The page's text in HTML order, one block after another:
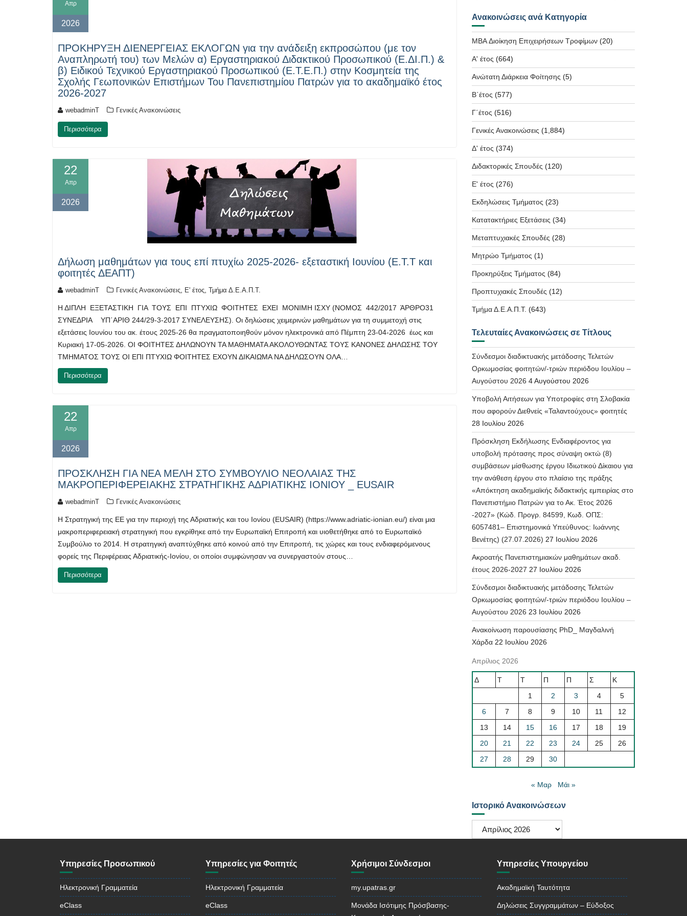
Απρ
2026
ΠΡΟΚΗΡΥΞΗ ΔΙΕΝΕΡΓΕΙΑΣ ΕΚΛΟΓΩΝ για την ανάδειξη εκπροσώπου (με τον
Αναπληρωτή του) των Μελών α) Εργαστηριακού Διδακτικού Προσωπικού (Ε.ΔΙ.Π.) &
β) Ειδικού Τεχνικού Εργαστηριακού Προσωπικού (Ε.Τ.Ε.Π.) στην Κοσμητεία της
Σχολής Γεωπονικών Επιστήμων Του Πανεπιστημίου Πατρών για το ακαδημαϊκό έτος
2026-2027
webadminT Γενικές Ανακοινώσεις
Περισσότερα
22
Απρ
2026
Δήλωση μαθημάτων για τους επί πτυχίω 2025-2026- εξεταστική Ιουνίου (Ε.Τ.Τ και
φοιτητές ΔΕΑΠΤ)
webadminT Γενικές Ανακοινώσεις Ε' έτος Τμήμα Δ.Ε.Α.Π.Τ.
Η ΔΙΠΛΗ ΕΞΕΤΑΣΤΙΚΗ ΓΙΑ ΤΟΥΣ ΕΠΙ ΠΤΥΧΙΩ ΦΟΙΤΗΤΕΣ ΕΧΕΙ ΜΟΝΙΜΗ ΙΣΧΥ (ΝΟΜΟΣ 442/2017 ΆΡΘΡΟ31
ΣΥΝΕΔΡΙΑ ΥΠ΄ΑΡΙΘ 244/29-3-2017 ΣΥΝΕΛΕΥΣΗΣ). Οι δηλώσεις χειμερινών μαθημάτων για τη συμμετοχή στις
εξετάσεις Ιουνίου του ακ. έτους 2025-26 θα πραγματοποιηθούν μόνον ηλεκτρονικά από Πέμπτη 23-04-2026 έως και
Κυριακή 17-05-2026. ΟΙ ΦΟΙΤΗΤΕΣ ΔΗΛΩΝΟΥΝ ΤΑ ΜΑΘΗΜΑΤΑ ΑΚΟΛΟΥΘΩΝΤΑΣ ΤΟΥΣ ΚΑΝΟΝΕΣ ΔΗΛΩΣΗΣ ΤΟΥ
ΤΜΗΜΑΤΟΣ ΤΟΥΣ ΟΙ ΕΠΙ ΠΤΥΧΙΩ ΦΟΙΤΗΤΕΣ ΕΧΟΥΝ ΔΙΚΑΙΩΜΑ ΝΑ ΔΗΛΩΣΟΥΝ ΟΛΑ…
Περισσότερα
22
Απρ
2026
ΠΡΟΣΚΛΗΣΗ ΓΙΑ ΝΕΑ ΜΕΛΗ ΣΤΟ ΣΥΜΒΟΥΛΙΟ ΝΕΟΛΑΙΑΣ ΤΗΣ
ΜΑΚΡΟΠΕΡΙΦΕΡΕΙΑΚΗΣ ΣΤΡΑΤΗΓΙΚΗΣ ΑΔΡΙΑΤΙΚΗΣ ΙΟΝΙΟΥ _ EUSAIR
webadminT Γενικές Ανακοινώσεις
Η Στρατηγική της ΕΕ για την περιοχή της Αδριατικής και του Ιονίου (EUSAIR) (https://www.adriatic-ionian.eu/) είναι μια
μακροπεριφερειακή στρατηγική που εγκρίθηκε από την Ευρωπαϊκή Επιτροπή και υιοθετήθηκε από το Ευρωπαϊκό
Συμβούλιο το 2014. Η στρατηγική αναπτύχθηκε από κοινού από την Επιτροπή, τις χώρες και τους ενδιαφερόμενους
φορείς της Περιφέρειας Αδριατικής-Ιονίου, οι οποίοι συμφώνησαν να συνεργαστούν στους…
Περισσότερα
Ανακοινώσεις ανά Κατηγορία
MBA Διοίκηση Επιχειρήσεων Τροφίμων(20)
Α' έτος (664)
Ανώτατη Διάρκεια Φοίτησης (5)
Β΄έτος (577)
Γ΄έτος (516)
Γενικές Ανακοινώσεις (1,884)
Δ' έτος (374)
Διδακτορικές Σπουδές (120)
Ε' έτος (276)
Εκδηλώσεις Τμήματος (23)
Κατατακτήριες Εξετάσεις (34)
Μεταπτυχιακές Σπουδές (28)
Μητρώο Τμήματος (1)
Προκηρύξεις Τμήματος (84)
Προπτυχιακές Σπουδές (12)
Τμήμα Δ.Ε.Α.Π.Τ. (643)
Τελευταίες Ανακοινώσεις σε Τίτλους
Σύνδεσμοι διαδικτυακής μετάδοσης Τελετών
Ορκωμοσίας φοιτητών/-τριών περιόδου Ιουλίου –
Αυγούστου 2026 4 Αυγούστου 2026
Υποβολή Αιτήσεων για Υποτροφίες στη Σλοβακία
που αφορούν Διεθνείς «Ταλαντούχους» φοιτητές
28 Ιουλίου 2026
Πρόσκληση Εκδήλωσης Ενδιαφέροντος για
υποβολή πρότασης προς σύναψη οκτώ (8)
συμβάσεων μίσθωσης έργου Ιδιωτικού Δίκαιου για
την ανάθεση έργου στο πλαίσιο της πράξης
«Απόκτηση ακαδημαϊκής διδακτικής εμπειρίας στο
Πανεπιστήμιο Πατρών για το Ακ. Έτος 2026
-2027» (Κώδ. Προγρ. 84599, Κωδ. ΟΠΣ:
6057481– Επιστημονικά Υπεύθυνος: Ιωάννης
Βενέτης) (27.07.2026) 27 Ιουλίου 2026
Ακροατής Πανεπιστημιακών μαθημάτων ακαδ.
έτους 2026-2027 27 Ιουλίου 2026
Σύνδεσμοι διαδικτυακής μετάδοσης Τελετών
Ορκωμοσίας φοιτητών/-τριών περιόδου Ιουλίου –
Αυγούστου 2026 23 Ιουλίου 2026
Ανακοίνωση παρουσίασης PhD_ Μαγδαλινή
Χάρδα 22 Ιουλίου 2026
Απρίλιος 2026
Δ Τ Τ Π Π Σ
Κ
1
2 3 4
5
6
7 8 9 10 11
12
13
14 15 16 17 18
19
20
21 22 23 24 25
26
27
28 29 30
« Μαρ Μάι »
Ιστορικό Ανακοινώσεων
Ιστορικό
Ανακοινώσεων
Υπηρεσίες Προσωπικού
Ηλεκτρονική Γραμματεία
eClass
Υπηρεσίες για Φοιτητές
Ηλεκτρονική Γραμματεία
eClass
Χρήσιμοι Σύνδεσμοι
my.upatras.gr
Μονάδα Ισότιμης Πρόσβασης-
Υπηρεσίες Υπουργείου
Ακαδημαϊκή Ταυτότητα
Δηλώσεις Συγγραμμάτων – Εύδοξος